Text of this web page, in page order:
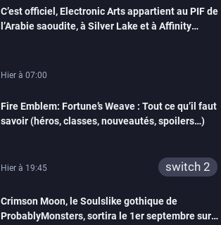
C’est officiel, Electronic Arts appartient au PIF de
l’Arabie saoudite, à Silver Lake et à Affinity
Hier à 07:00
Fire Emblem: Fortune’s Weave : Tout ce qu’il faut
savoir (héros, classes, nouveautés, spoilers…)
Hier à 19:45 switch 2
Crimson Moon, le Soulslike gothique de
ProbablyMonsters, sortira le 1er septembre sur